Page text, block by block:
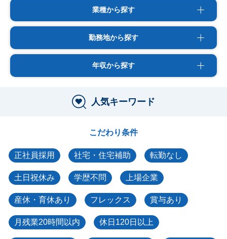
業種から探す
勤務地から探す
年収から探す
人気キーワード
こだわり条件
正社員採用 社宅・住宅補助 転勤なし
土日祝休み 学歴不問 上場企業
産休・育休あり フレックス 賞与あり
月残業20時間以内 休日120日以上